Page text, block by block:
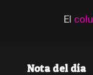
El
Nota del día